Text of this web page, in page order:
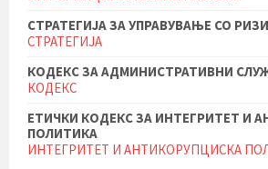
СТРАТЕГИЈА ЗА УПРАВУВАЊЕ СО
СТРАТЕГИЈА
КОДЕКС ЗА АДМИНИСТРАТИВНИ
КОДЕКС
ЕТИЧКИ КОДЕКС ЗА ИНТЕГРИТЕТ И
ПОЛИТИКА
ИНТЕГРИТЕТ И АНТИКОРУПЦИСКА